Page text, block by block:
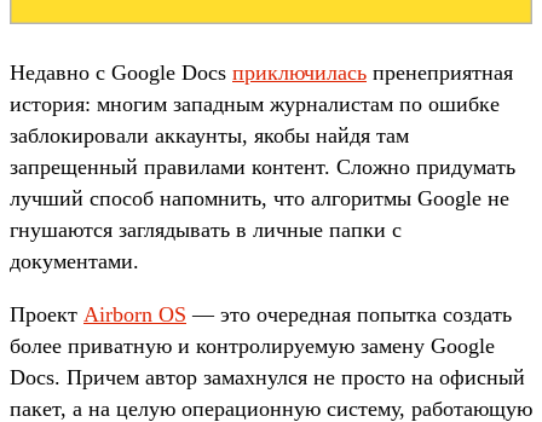
Недавно с Google Docs приключилась пренеприятная
история: многим западным журналистам по ошибке
заблокировали аккаунты, якобы найдя там
запрещенный правилами контент. Сложно придумать
лучший способ напомнить, что алгоритмы Google не
гнушаются заглядывать в личные папки с
документами.
Проект Airborn OS — это очередная попытка создать
более приватную и контролируемую замену Google
Docs. Причем автор замахнулся не просто на офисный
пакет, а на целую операционную систему, работающую